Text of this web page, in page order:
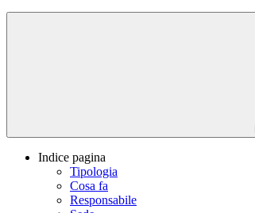
Indice pagina
Tipologia
Cosa fa
Responsabile